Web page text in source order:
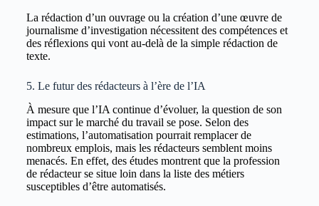
La rédaction d’un ouvrage ou la création d’une œuvre de
journalisme d’investigation nécessitent des compétences et
des réflexions qui vont au-delà de la simple rédaction de
texte.
5. Le futur des rédacteurs à l’ère de l’IA
À mesure que l’IA continue d’évoluer, la question de son
impact sur le marché du travail se pose. Selon des
estimations, l’automatisation pourrait remplacer de
nombreux emplois, mais les rédacteurs semblent moins
menacés. En effet, des études montrent que la profession
de rédacteur se situe loin dans la liste des métiers
susceptibles d’être automatisés.